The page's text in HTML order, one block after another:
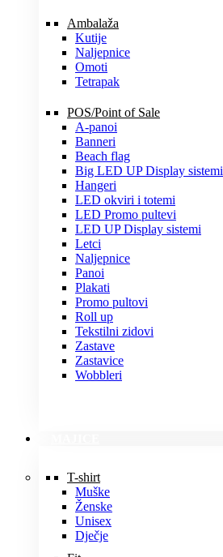
Ambalaža
Kutije
Naljepnice
Omoti
Tetrapak
POS/Point of Sale
A-panoi
Banneri
Beach flag
Big LED UP Display sistemi
Hangeri
LED okviri i totemi
LED Promo pultevi
LED UP Display sistemi
Letci
Naljepnice
Panoi
Plakati
Promo pultovi
Roll up
Tekstilni zidovi
Zastave
Zastavice
Wobbleri
T-shirt
Muške
Ženske
Unisex
Dječje